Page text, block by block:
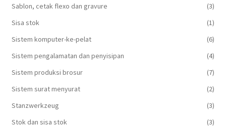
Sablon, cetak flexo dan gravure
(3)
Sisa stok
(1)
Sistem komputer-ke-pelat
(6)
Sistem pengalamatan dan penyisipan
(4)
Sistem produksi brosur
(7)
Sistem surat menyurat
(2)
Stanzwerkzeug
(3)
Stok dan sisa stok
(3)